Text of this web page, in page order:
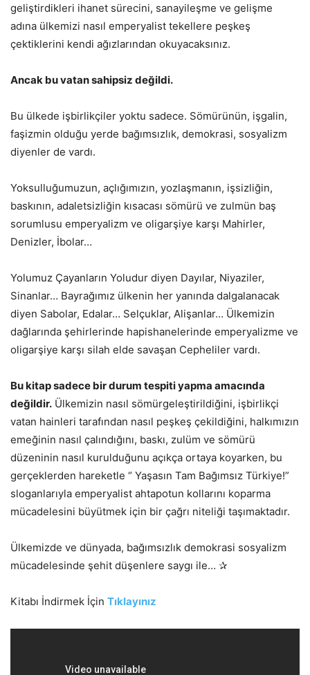
geliştirdikleri ihanet sürecini, sanayileşme ve gelişme
adına ülkemizi nasıl emperyalist tekellere peşkeş
çektiklerini kendi ağızlarından okuyacaksınız.
Ancak bu vatan sahipsiz değildi.
Bu ülkede işbirlikçiler yoktu sadece. Sömürünün, işgalin,
faşizmin olduğu yerde bağımsızlık, demokrasi, sosyalizm
diyenler de vardı.
Yoksulluğumuzun, açlığımızın, yozlaşmanın, işsizliğin,
baskının, adaletsizliğin kısacası sömürü ve zulmün baş
sorumlusu emperyalizm ve oligarşiye karşı Mahirler,
Denizler, İbolar…
Yolumuz Çayanların Yoludur diyen Dayılar, Niyaziler,
Sinanlar… Bayrağımız ülkenin her yanında dalgalanacak
diyen Sabolar, Edalar… Selçuklar, Alişanlar… Ülkemizin
dağlarında şehirlerinde hapishanelerinde emperyalizme ve
oligarşiye karşı silah elde savaşan Cepheliler vardı.
Bu kitap sadece bir durum tespiti yapma amacında
değildir. Ülkemizin nasıl sömürgeleştirildiğini, işbirlikçi
vatan hainleri tarafından nasıl peşkeş çekildiğini, halkımızın
emeğinin nasıl çalındığını, baskı, zulüm ve sömürü
düzeninin nasıl kurulduğunu açıkça ortaya koyarken, bu
gerçeklerden hareketle “ Yaşasın Tam Bağımsız Türkiye!”
sloganlarıyla emperyalist ahtapotun kollarını koparma
mücadelesini büyütmek için bir çağrı niteliği taşımaktadır.
Ülkemizde ve dünyada, bağımsızlık demokrasi sosyalizm
mücadelesinde şehit düşenlere saygı ile… ✰
Kitabı İndirmek İçin Tıklayınız